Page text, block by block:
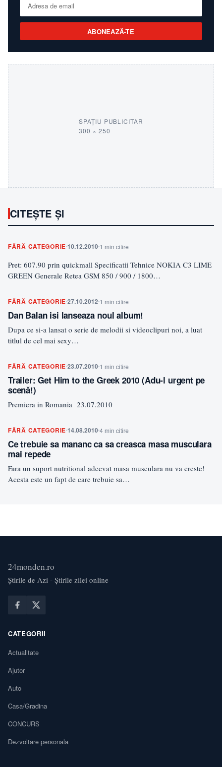
ABONEAZĂ-TE
SPAȚIU PUBLICITAR
300 × 250
CITEȘTE ȘI
FĂRĂ CATEGORIE10.12.2010 1 min citire
Pret: 607.90 prin quickmall Specificatii Tehnice NOKIA C3 LIME
GREEN Generale Retea GSM 850 / 900 / 1800…
FĂRĂ CATEGORIE27.10.2012 1 min citire
Dan Balan isi lanseaza noul album!
Dupa ce si-a lansat o serie de melodii si videoclipuri noi, a luat
titlul de cel mai sexy…
FĂRĂ CATEGORIE23.07.2010 1 min citire
Trailer: Get Him to the Greek 2010 (Adu-l urgent pe
scenă!)
Premiera in Romania 23.07.2010
FĂRĂ CATEGORIE14.08.20104 min citire
Ce trebuie sa mananc ca sa creasca masa musculara
mai repede
Fara un suport nutritional adecvat masa musculara nu va creste!
Acesta este un fapt de care trebuie sa…
24monden.ro
Știrile de Azi - Știrile zilei online
CATEGORII
Actualitate
Ajutor
Auto
Casa/Gradina
CONCURS
Dezvoltare personala